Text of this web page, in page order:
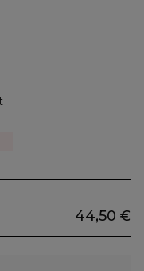
44,50 €